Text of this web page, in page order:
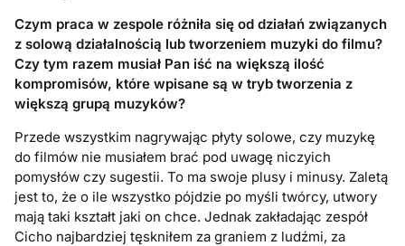
Czym praca w zespole różniła się od działań związanych
z solową działalnością lub tworzeniem muzyki do filmu?
Czy tym razem musiał Pan iść na większą ilość
kompromisów, które wpisane są w tryb tworzenia z
większą grupą muzyków?
Przede wszystkim nagrywając płyty solowe, czy muzykę
do filmów nie musiałem brać pod uwagę niczyich
pomysłów czy sugestii. To ma swoje plusy i minusy. Zaletą
jest to, że o ile wszystko pójdzie po myśli twórcy, utwory
mają taki kształt jaki on chce. Jednak zakładając zespół
Cicho najbardziej tęskniłem za graniem z ludźmi, za